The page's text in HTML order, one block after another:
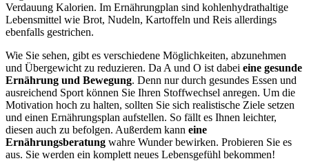
Verdauung Kalorien. Im Ernährungplan sind kohlenhydrathaltige
Lebensmittel wie Brot, Nudeln, Kartoffeln und Reis allerdings
ebenfalls gestrichen.
Wie Sie sehen, gibt es verschiedene Möglichkeiten, abzunehmen
und Übergewicht zu reduzieren. Da A und O ist dabei eine gesunde
Ernährung und Bewegung. Denn nur durch gesundes Essen und
ausreichend Sport können Sie Ihren Stoffwechsel anregen. Um die
Motivation hoch zu halten, sollten Sie sich realistische Ziele setzen
und einen Ernährungsplan aufstellen. So fällt es Ihnen leichter,
diesen auch zu befolgen. Außerdem kann eine
Ernährungsberatung wahre Wunder bewirken. Probieren Sie es
aus. Sie werden ein komplett neues Lebensgefühl bekommen!